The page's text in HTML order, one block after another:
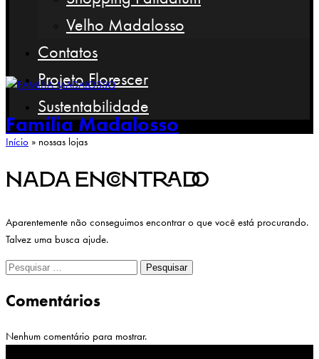
Velho Madalosso
Contatos
Projeto Florescer
Sustentabilidade
Família Madalosso
Início » nossas lojas
Nada encontrado
Aparentemente não conseguimos encontrar o que você está procurando.
Talvez uma busca ajude.
Pesquisar
Comentários
Nenhum comentário para mostrar.